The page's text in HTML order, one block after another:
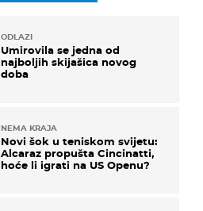
ODLAZI
Umirovila se jedna od
najboljih skijašica novog
doba
NEMA KRAJA
Novi šok u teniskom svijetu:
Alcaraz propušta Cincinatti,
hoće li igrati na US Openu?